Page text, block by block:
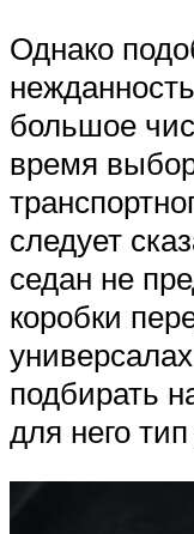
Однако
большое
время
следует
седан не
коробки
подбирать
для него